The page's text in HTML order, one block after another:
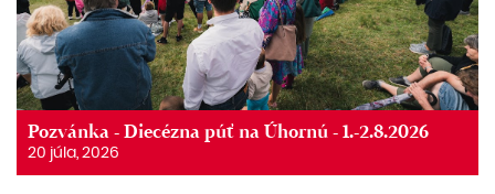
Pozvánka - Diecézna púť na Úhornú - 1.-2.8.2026
20 júla, 2026